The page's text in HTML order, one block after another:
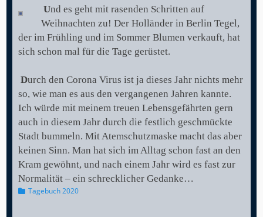
Und es geht mit rasenden Schritten auf
Weihnachten zu! Der Holländer in Berlin Tegel,
der im Frühling und im Sommer Blumen verkauft, hat
sich schon mal für die Tage gerüstet.
Durch den Corona Virus ist ja dieses Jahr nichts mehr
so, wie man es aus den vergangenen Jahren kannte.
Ich würde mit meinem treuen Lebensgefährten gern
auch in diesem Jahr durch die festlich geschmückte
Stadt bummeln. Mit Atemschutzmaske macht das aber
keinen Sinn. Man hat sich im Alltag schon fast an den
Kram gewöhnt, und nach einem Jahr wird es fast zur
Normalität – ein schrecklicher Gedanke…
Kategorien
Tagebuch 2020